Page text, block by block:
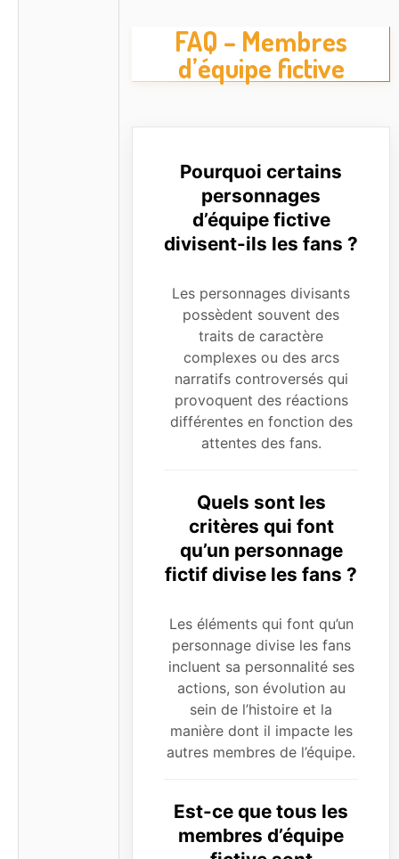
FAQ – Membres
d’équipe fictive
Pourquoi certains
personnages
d’équipe fictive
divisent-ils les fans ?
Les personnages divisants
possèdent souvent des
traits de caractère
complexes ou des arcs
narratifs controversés qui
provoquent des réactions
différentes en fonction des
attentes des fans.
Quels sont les
critères qui font
qu’un personnage
fictif divise les fans ?
Les éléments qui font qu’un
personnage divise les fans
incluent sa personnalité ses
actions, son évolution au
sein de l’histoire et la
manière dont il impacte les
autres membres de l’équipe.
Est-ce que tous les
membres d’équipe